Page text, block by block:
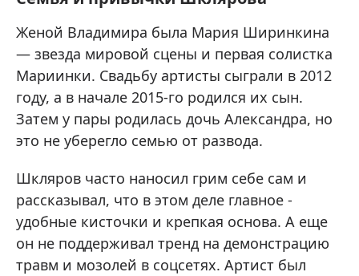
Женой Владимира была Мария Ширинкина
— звезда мировой сцены и первая солистка
Мариинки. Свадьбу артисты сыграли в 2012
году, а в начале 2015-го родился их сын.
Затем у пары родилась дочь Александра, но
это не уберегло семью от развода.
Шкляров часто наносил грим себе сам и
рассказывал, что в этом деле главное -
удобные кисточки и крепкая основа. А еще
он не поддерживал тренд на демонстрацию
травм и мозолей в соцсетях. Артист был